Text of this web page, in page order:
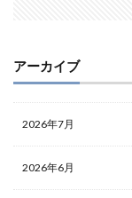
アーカイブ
2026年7月
2026年6月